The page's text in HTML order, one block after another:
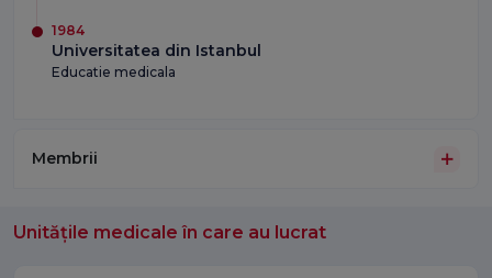
1984
Universitatea din Istanbul
Educatie medicala
Membrii
Unitățile medicale în care au lucrat